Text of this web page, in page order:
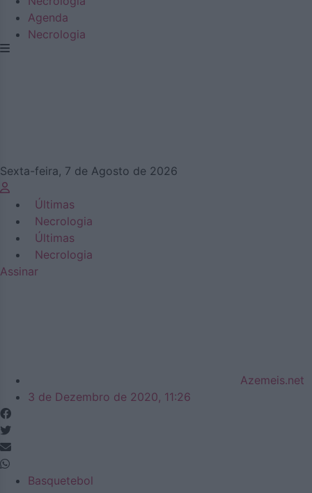
Agenda
Necrologia
Sexta-feira, 7 de Agosto de 2026
Últimas
Necrologia
Últimas
Necrologia
Assinar
Azemeis.net
3 de Dezembro de 2020, 11:26
Basquetebol